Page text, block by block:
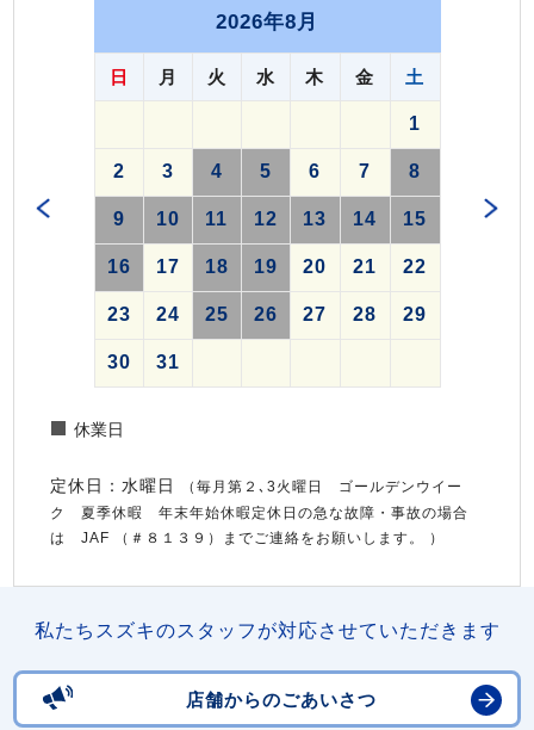
2026年8月
日 月 火 水 木 金 土
1
2 3 4 5 6 7 8
9 10 11 12 13 14 15
16 17 18 19 20 21 22
23 24 25 26 27 28 29
30 31
休業日
定休日：水曜日
（毎月第２､3火曜日 ゴールデンウイー
ク 夏季休暇 年末年始休暇定休日の急な故障・事故の場合
は JAF （＃８１３９）までご連絡をお願いします。 ）
私たちスズキのスタッフが対応させていただきます
店舗からのごあいさつ